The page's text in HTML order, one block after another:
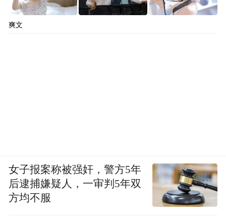
爽文
女子报案称被强奸，警方5年
后逮捕嫌疑人，一审判5年双
方均不服